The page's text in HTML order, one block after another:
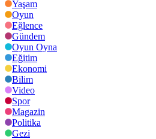
Yaşam
Oyun
Eğlence
Gündem
Oyun Oyna
Eğitim
Ekonomi
Bilim
Video
Spor
Magazin
Politika
Gezi